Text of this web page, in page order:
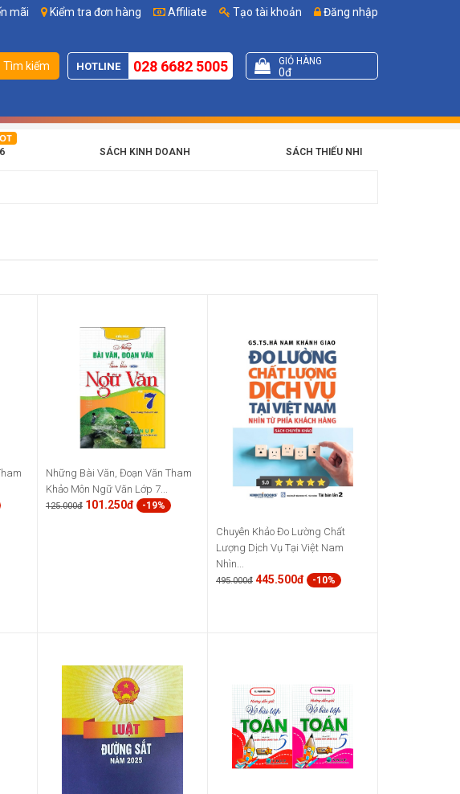
Affiliate Tạo tài khoản Đăng nhập
mãi Kiểm tra đơn hàng
Tìm kiếm HOTLINE 028 6682 5005 GIỎ HÀNG
0đ
SÁCH KINH DOANH SÁCH THIẾU NHI
Những Bài Văn, Đoạn Văn Tham
Khảo Môn Ngữ Văn Lớp 7...
125.000đ 101.250đ -19%
Chuyên Khảo Đo Lường Chất
Lượng Dịch Vụ Tại Việt Nam
Nhìn...
495.000đ 445.500đ -10%